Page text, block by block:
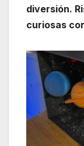
diversión.
curiosas